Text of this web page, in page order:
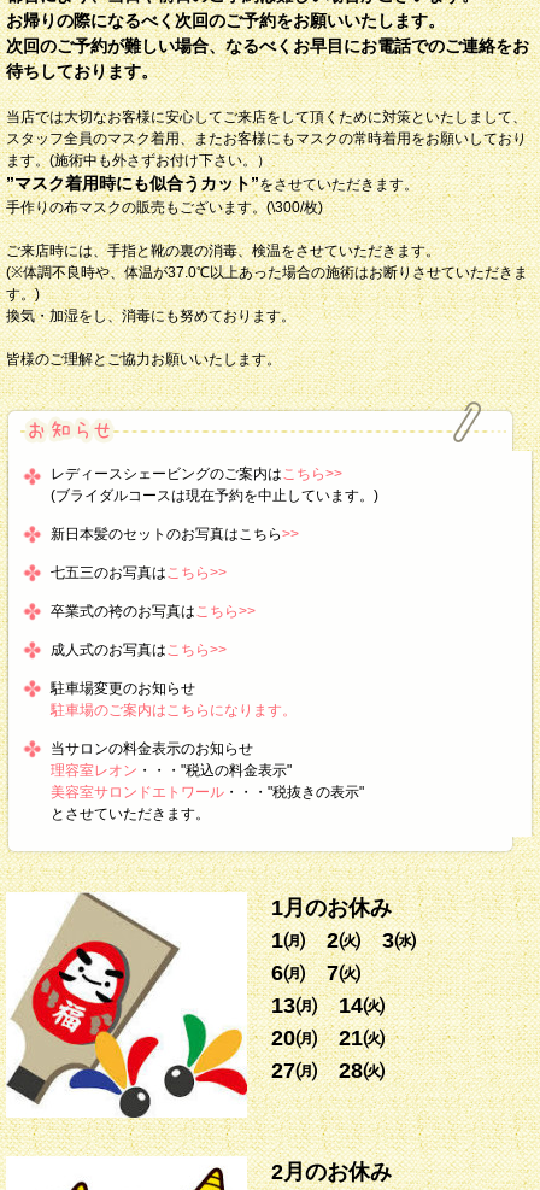
お帰りの際になるべく次回のご予約をお願いいたします。
次回のご予約が難しい場合、なるべくお早目にお電話でのご連絡をお
待ちしております。
当店では大切なお客様に安心してご来店をして頂くために対策といたしまして、
スタッフ全員のマスク着用、またお客様にもマスクの常時着用をお願いしており
ます。(施術中も外さずお付け下さい。）
”マスク着用時にも似合うカット”をさせていただきます。
手作りの布マスクの販売もございます。(\300/枚)
ご来店時には、手指と靴の裏の消毒、検温をさせていただきます。
(※体調不良時や、体温が37.0℃以上あった場合の施術はお断りさせていただきま
す。)
換気・加湿をし、消毒にも努めております。
皆様のご理解とご協力お願いいたします。
レディースシェービングのご案内は こちら>>
(ブライダルコースは現在予約を中止しています。)
新日本髪のセットのお写真はこちら>>
七五三のお写真は こちら>>
卒業式の袴のお写真は こちら>>
成人式のお写真は こちら>>
駐車場変更のお知らせ
駐車場のご案内はこちらになります。
当サロンの料金表示のお知らせ
理容室レオン ・・・"税込の料金表示"
美容室サロンドエトワール ・・・"税抜きの表示"
とさせていただきます。
1月のお休み
1㈪ 2㈫ 3㈬
6㈪ 7㈫
13㈪ 14㈫
20㈪ 21㈫
27㈪ 28㈫
2月のお休み